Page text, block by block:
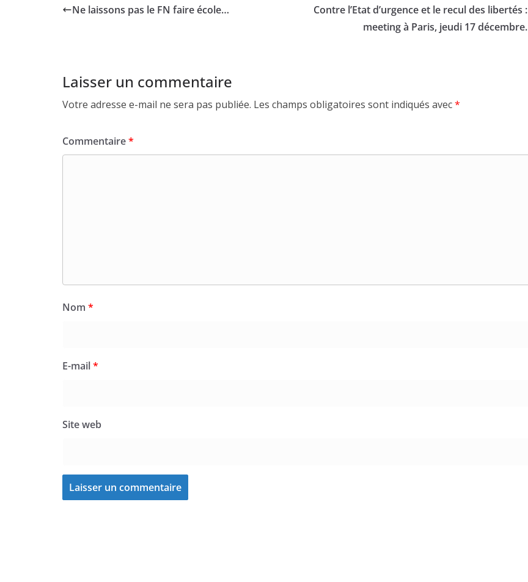
Ne laissons pas le FN faire école…
Contre l’Etat d’urgence et le recul des libertés :
meeting à Paris, jeudi 17 décembre.
Laisser un commentaire
Votre adresse e-mail ne sera pas publiée. Les champs obligatoires sont indiqués avec*
Commentaire*
Nom *
E-mail*
Site web